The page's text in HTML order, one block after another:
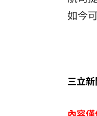
如今
三立新